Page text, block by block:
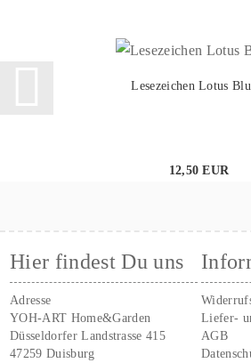
Lesezeichen Lotus
12,50 EUR
Hier findest Du uns
Adresse
YOH-ART Home&Garden
Düsseldorfer Landstrasse 415
47259 Duisburg
Liefer-
AGB